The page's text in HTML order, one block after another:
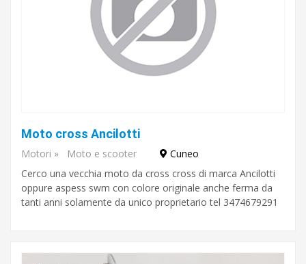
Moto cross Ancilotti
Motori » Moto e scooter
Cuneo
Cerco una vecchia moto da cross cross di marca Ancilotti
oppure aspess swm con colore originale anche ferma da
tanti anni solamente da unico proprietario tel 3474679291